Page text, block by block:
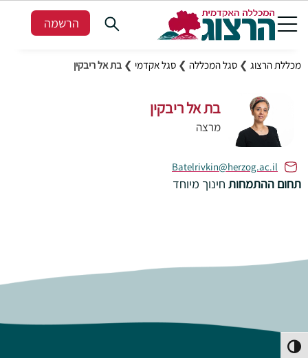
הפעל/כבה ניגודיות גבוהה
הרשמה
מכללת הרצוג ❯ סגל המכללה ❯ סגל אקדמי ❯ בת אל ריבקין
בת אל ריבקין
מרצה
Batelrivkin@herzog.ac.il
תחום ההתמחות חינוך מיוחד